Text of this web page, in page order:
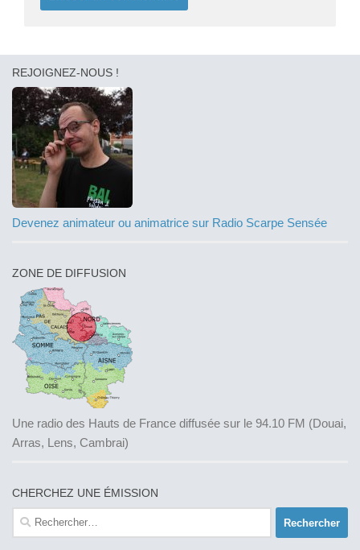
REJOIGNEZ-NOUS !
Devenez animateur ou animatrice sur Radio Scarpe Sensée
ZONE DE DIFFUSION
Une radio des Hauts de France diffusée sur le 94.10 FM (Douai,
Arras, Lens, Cambrai)
CHERCHEZ UNE ÉMISSION
Rechercher :